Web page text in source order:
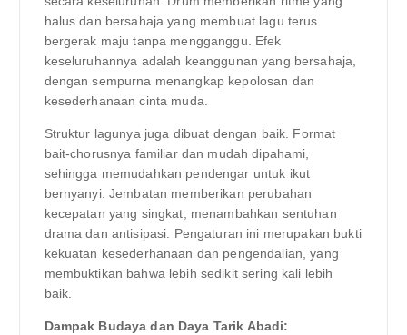
halus dan bersahaja yang membuat lagu terus
bergerak maju tanpa mengganggu. Efek
keseluruhannya adalah keanggunan yang bersahaja,
dengan sempurna menangkap kepolosan dan
kesederhanaan cinta muda.
Struktur lagunya juga dibuat dengan baik. Format
bait-chorusnya familiar dan mudah dipahami,
sehingga memudahkan pendengar untuk ikut
bernyanyi. Jembatan memberikan perubahan
kecepatan yang singkat, menambahkan sentuhan
drama dan antisipasi. Pengaturan ini merupakan bukti
kekuatan kesederhanaan dan pengendalian, yang
membuktikan bahwa lebih sedikit sering kali lebih
baik.
Dampak Budaya dan Daya Tarik Abadi: